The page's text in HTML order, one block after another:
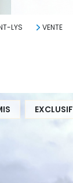
LYS VENTE
EXCLUSIF